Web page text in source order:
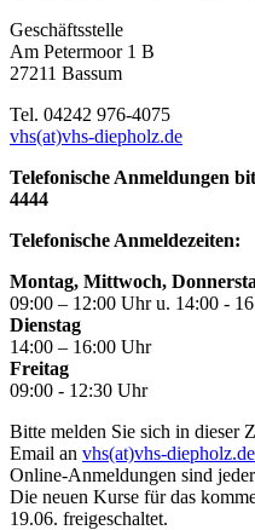
Geschäftsstelle
Am Petermoor 1 B
27211 Bassum
Tel. 04242 976-4075
vhs(at)vhs-diepholz.de
Telefonische Anmeldungen
4444
Telefonische Anmeldezeiten:
Montag, Mittwoch,
09:00 – 12:00 Uhr u. 14:00 -
Dienstag
14:00 – 16:00 Uhr
Freitag
09:00 - 12:30 Uhr
Bitte melden Sie sich in dieser
Email an vhs(at)vhs-diepholz.de
Online-Anmeldungen sind
Die neuen Kurse für das
19.06. freigeschaltet.